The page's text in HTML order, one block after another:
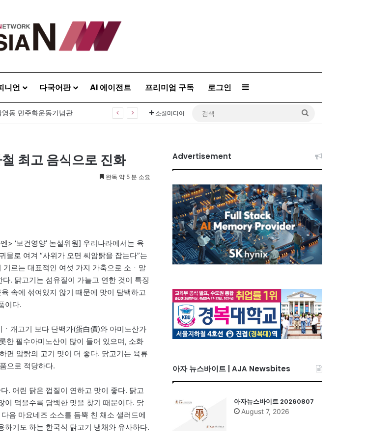
니언 다국어판 AI 에이전트 프리미엄 구독 로그인 Sidebar
동 민주화운동기념관 소셜미디어
최고 음식으로 진화
완독 약 5 분 소요
> ‘보건영양’ 논설위원] 우리나라에서는 육
물로 여겨 “사위가 오면 씨암탉을 잡는다”는
기르는 대표적인 여섯 가지 가축으로 소ㆍ말
다. 닭고기는 섬유질이 가늘고 연한 것이 특징
속에 섞여있지 않기 때문에 맛이 담백하고
이다.
개고기 보다 단백가(蛋白價)와 아미노산가
한 필수아미노산이 많이 들어 있으며, 소화
면 암탉의 고기 맛이 더 좋다. 닭고기는 육류
으로 적당하다.
. 어린 닭은 껍질이 연하고 맛이 좋다. 닭고
이 먹을수록 담백한 맛을 찾기 때문이다. 닭
음 마요네즈 소스를 듬뿍 친 채소 샐러드에
기도 하는 한국식 닭고기 냉채와 유사하다.
Advertisement
아자 뉴스바이트 | AJA Newsbites
아자뉴스바이트 20260807
August 7, 2026